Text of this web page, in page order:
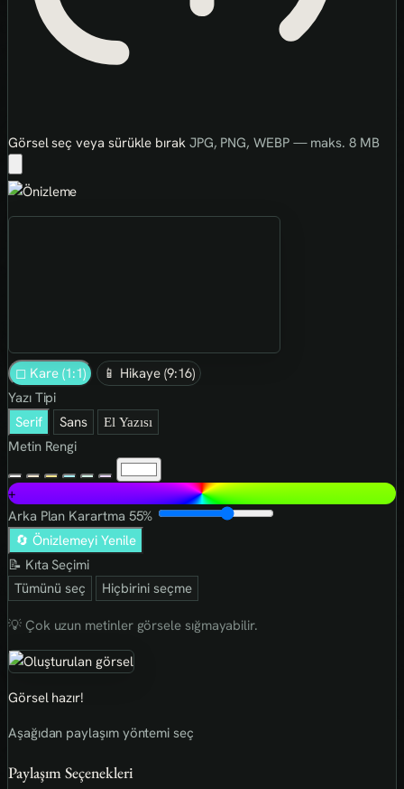
Görsel seç veya sürükle bırak JPG, PNG, WEBP — maks. 8 MB
◻ Kare (1:1)
📱 Hikaye (9:16)
Yazı Tipi
Serif
Sans El Yazısı
Metin Rengi
+
Arka Plan Karartma 55%
🔄 Önizlemeyi Yenile
📝 Kıta Seçimi
Tümünü seç
Hiçbirini seçme
💡 Çok uzun metinler görsele sığmayabilir.
Görsel hazır!
Aşağıdan paylaşım yöntemi seç
Paylaşım Seçenekleri